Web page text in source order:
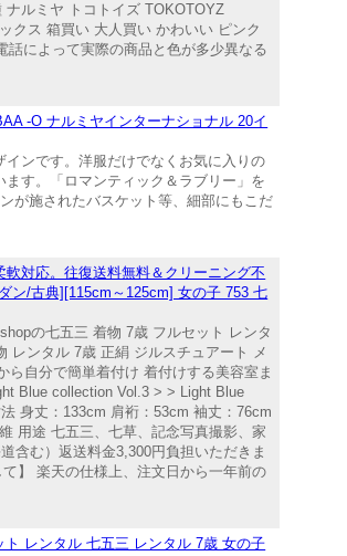
ルミヤ トコトイズ TOKOTOYZ
クス 箱買い 大人買い かわいい ピンク
によって実際の商品と色が多少異なる
-O ナルミヤインターナショナル 20イ
ンです。洋服だけでなくお気に入りの
す。「ロマンティック＆ラブリー」を
が施されたバスケット等、細部にもこだ
対応。往復送料無料＆クリーニング不
ン/古典][115cm～125cm] 女の子 753 七
の七五三 着物 7歳 フルセット レンタ
レンタル 7歳 正絹 ジルスチュアート メ
自分で簡単着付け 着付けする美容室ま
Blue collection Vol.3 > > Light Blue
身丈：133cm 肩裄：53cm 袖丈：76cm
用途 七五三、七草、記念写真撮影、家
含む）返送料金3,300円負担いただきま
】 楽天の仕様上、注文日から一年前の
レンタル 七五三 レンタル 7歳 女の子